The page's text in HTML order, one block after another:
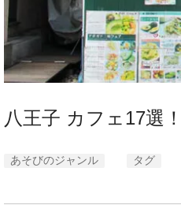
八王子 カフェ17選
あそびのジャンル タグ